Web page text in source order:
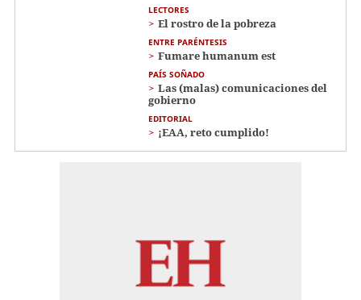
LECTORES
El rostro de la pobreza
ENTRE PARÉNTESIS
Fumare humanum est
PAÍS SOÑADO
Las (malas) comunicaciones del
gobierno
EDITORIAL
¡EAA, reto cumplido!